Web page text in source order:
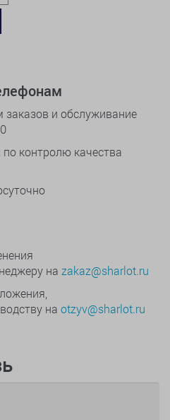
и обслуживание
контролю качества
на zakaz@sharlot.ru
на otzyv@sharlot.ru